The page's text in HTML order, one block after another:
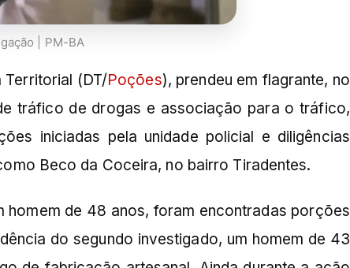
| PM-BA
Territorial (DT/Poções), prendeu em flagrante, no
tráfico de drogas e associação para o tráfico,
iniciadas pela unidade policial e diligências
Beco da Coceira, no bairro Tiradentes.
homem de 48 anos, foram encontradas porções
do segundo investigado, um homem de 43